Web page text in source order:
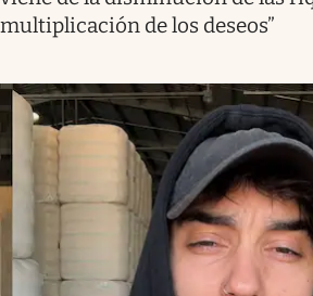
multiplicación de los deseos”